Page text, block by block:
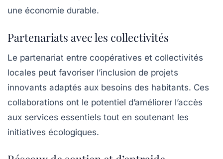
une économie durable.
Partenariats avec les collectivités
Le partenariat entre coopératives et collectivités
locales peut favoriser l’inclusion de projets
innovants adaptés aux besoins des habitants. Ces
collaborations ont le potentiel d’améliorer l’accès
aux services essentiels tout en soutenant les
initiatives écologiques.